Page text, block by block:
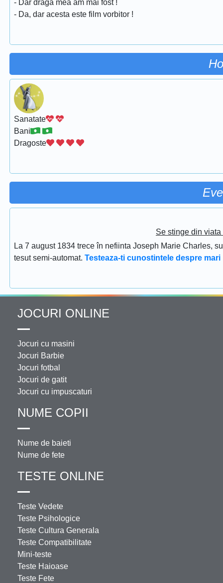
- Dar draga mea am mai fost !
- Da, dar acesta este film vorbitor !
Sanatate
Bani
Dragoste
Se stinge din
La 7 august 1834 trece în nefiinta Joseph Marie Charles,
tesut semi-automat. Testeaza-ti cunostintele despre
JOCURI ONLINE
Jocuri cu masini
Jocuri Barbie
Jocuri fotbal
Jocuri de gatit
Jocuri cu impuscaturi
NUME COPII
Nume de baieti
Nume de fete
TESTE ONLINE
Teste Vedete
Teste Psihologice
Teste Cultura Generala
Teste Compatibilitate
Mini-teste
Teste Haioase
Teste Fete